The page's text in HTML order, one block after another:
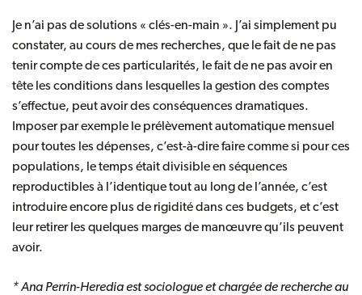
Je n’ai pas de solutions « clés-en-main ». J’ai simplement pu
constater, au cours de mes recherches, que le fait de ne pas
tenir compte de ces particularités, le fait de ne pas avoir en
tête les conditions dans lesquelles la gestion des comptes
s’effectue, peut avoir des conséquences dramatiques.
Imposer par exemple le prélèvement automatique mensuel
pour toutes les dépenses, c’est-à-dire faire comme si pour ces
populations, le temps était divisible en séquences
reproductibles à l’identique tout au long de l’année, c’est
introduire encore plus de rigidité dans ces budgets, et c’est
leur retirer les quelques marges de manœuvre qu’ils peuvent
avoir.
* Ana Perrin-Heredia est sociologue et chargée de recherche au